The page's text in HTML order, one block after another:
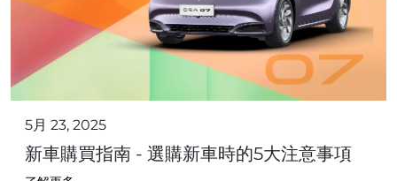
5月 23, 2025
新車購買指南 - 選購新車時的5大注意事項